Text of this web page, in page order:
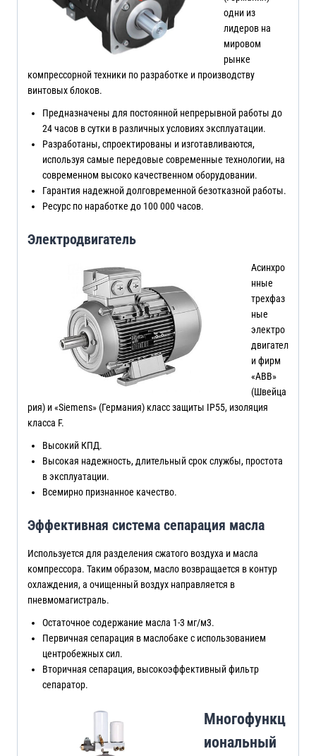
одни из
лидеров на
мировом
рынке
компрессорной техники по разработке и производству
винтовых блоков.
Предназначены для постоянной непрерывной работы до
24 часов в сутки в различных условиях эксплуатации.
Разработаны, спроектированы и изготавливаются,
используя самые передовые современные технологии, на
современном высоко качественном оборудовании.
Гарантия надежной долговременной безотказной работы.
Ресурс по наработке до 100 000 часов.
Электродвигатель
Асинхро
нные
трехфаз
ные
электро
двигател
и фирм
«ABB»
(Швейца
рия) и «Siemens» (Германия) класс защиты IP55, изоляция
класса F.
Высокий КПД.
Высокая надежность, длительный срок службы, простота
в эксплуатации.
Всемирно признанное качество.
Эффективная система сепарация масла
Используется для разделения сжатого воздуха и масла
компрессора. Таким образом, масло возвращается в контур
охлаждения, а очищенный воздух направляется в
пневмомагистраль.
Остаточное содержание масла 1-3 мг/м3.
Первичная сепарация в маслобаке с использованием
центробежных сил.
Вторичная сепарация, высокоэффективный фильтр
сепаратор.
Многофункц
иональный